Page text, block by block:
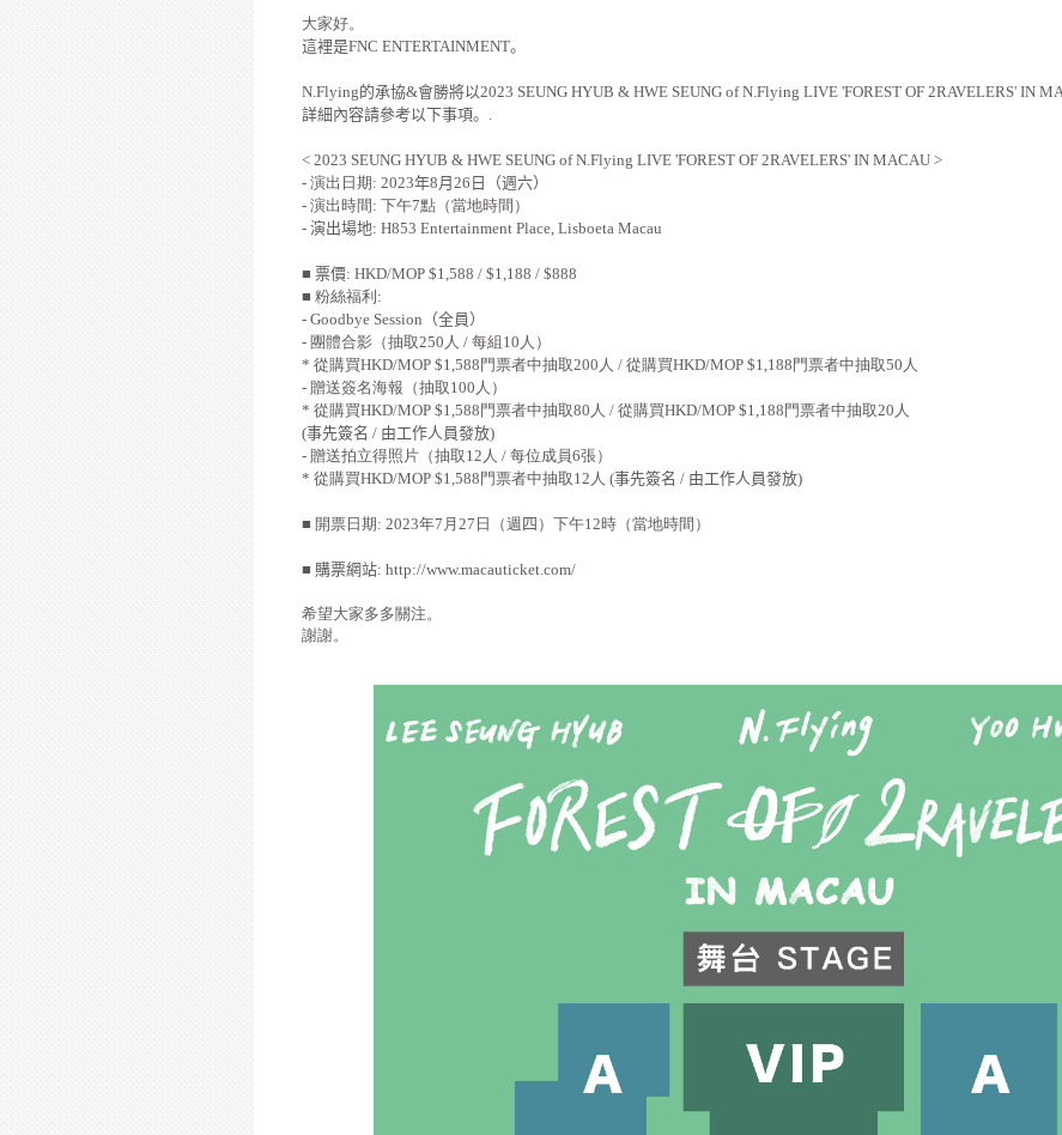
大家好。
這裡是FNC ENTERTAINMENT。
N.Flying的承協&會勝將以2023 SEUNG HYUB & HWE SEUNG of N.Flying LIVE 'FOREST OF 2RAVELERS' IN
詳細內容請參考以下事項。 .
< 2023 SEUNG HYUB & HWE SEUNG of N.Flying LIVE 'FOREST OF 2RAVELERS' IN MACAU >
- 演出日期: 2023年8月 26 日（週六）
- 演出時間 : 下午7點（當地時間）
- 演出場地: H853 Entertainment Place, Lisboeta Macau
■ 票價: HKD/MOP $1,588 / $1,188 / $888
■ 粉絲福利 :
- Goodbye Session （全員）
- 團體合影（抽取250 人 / 每組 10 人）
* 從購買HKD/MOP $1,588 門票者中抽取200 人 / 從購買HKD/MOP $1,188 門票者中抽取50 人
- 贈送簽名海報（抽取 100 人）
* 從購買HKD/MOP $1,588 門票者中抽取80 人 / 從購買HKD/MOP $1,188 門票者中抽取20 人
(事先簽名 / 由工作人員發放)
- 贈送拍立得照片（抽取 12 人 / 每位成員6張）
* 從購買HKD/MOP $1,588 門票者中抽取 12 人 (事先簽名 / 由工作人員發放)
■ 開票日期: 2023年7 月 27 日（週 四 ）下午12時（當地時間）
■ 購票網站: http://www.macauticket.com/
希望大家多多關注。
謝謝。